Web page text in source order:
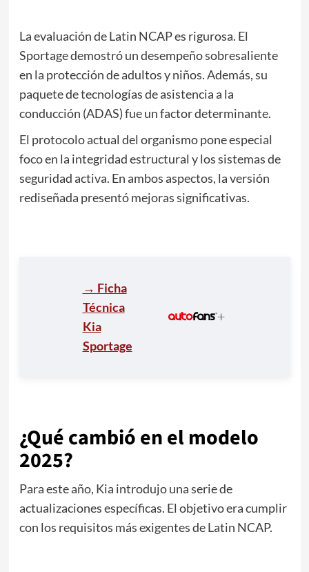
La evaluación de Latin NCAP es rigurosa. El
Sportage demostró un desempeño sobresaliente
en la protección de adultos y niños. Además, su
paquete de tecnologías de asistencia a la
conducción (ADAS) fue un factor determinante.
El protocolo actual del organismo pone especial
foco en la integridad estructural y los sistemas de
seguridad activa. En ambos aspectos, la versión
rediseñada presentó mejoras significativas.
→ Ficha
Técnica
Kia
Sportage
¿Qué cambió en el modelo
2025?
Para este año, Kia introdujo una serie de
actualizaciones específicas. El objetivo era cumplir
con los requisitos más exigentes de Latin NCAP.